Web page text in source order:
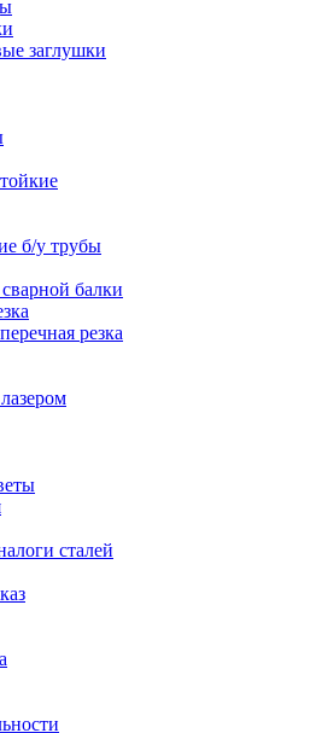
заглушки
б/у трубы
балки
резка
сталей